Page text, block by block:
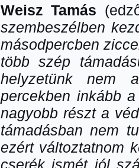
Weisz Tamás
szembeszélben
másodpercben
több szép
helyzetünk nem
percekben inkább
nagyobb részt a
támadásban nem
ezért változtatnom
cserék ismét jól